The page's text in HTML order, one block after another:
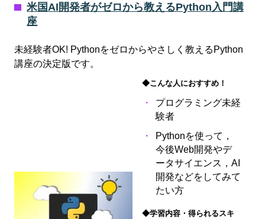
米国AI開発者がゼロから教えるPython入門講
座
未経験者OK! Pythonをゼロからやさしく教えるPython
講座の決定版です。
◆こんな人におすすめ！
プログラミング未経
験者
Pythonを使って，
今後Web開発やデ
ータサイエンス，AI
開発などをしてみて
たい方
◆学習内容・得られるスキ